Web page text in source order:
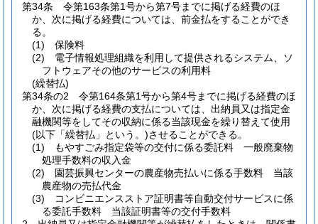
第34条
令第163条第1号から第7号までに掲げる経費のほ
か、次に掲げる経費については、前金払をすることができ
る。
(1)
保険料
(2)
電子情報処理組織を利用して提供されるシステム、ソ
フトウェアその他のサービスの利用料
(繰替払)
第34条の2
令第164条第1号から第4号までに掲げる経費のほ
か、次に掲げる経費の支払については、出納員又は指定金
融機関等をしてその収納に係る当該現金を繰り替えて使用
(以下「繰替払」という。)させることができる。
(1)
もやすごみ指定袋等の交付に係る委託料 一般廃棄物
処理手数料の収入金
(2)
園芸振興センターの農産物売払いに係る手数料 当該
農産物の売払代金
(3)
コンビニエンスストア証明書等自動交付サービスに係
る委託手数料 当該証明書等の交付手数料